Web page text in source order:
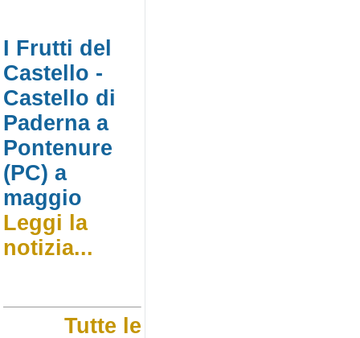
I Frutti del
Castello -
Castello di
Paderna a
Pontenure
(PC) a
maggio
Leggi la
notizia...
Tutte le